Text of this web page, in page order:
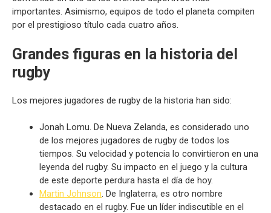
importantes. Asimismo, equipos de todo el planeta compiten
por el prestigioso título cada cuatro años.
Grandes figuras en la historia del
rugby
Los mejores jugadores de rugby de la historia han sido:
Jonah Lomu. De Nueva Zelanda, es considerado uno
de los mejores jugadores de rugby de todos los
tiempos. Su velocidad y potencia lo convirtieron en una
leyenda del rugby. Su impacto en el juego y la cultura
de este deporte perdura hasta el día de hoy.
Martin Johnson. De Inglaterra, es otro nombre
destacado en el rugby. Fue un líder indiscutible en el